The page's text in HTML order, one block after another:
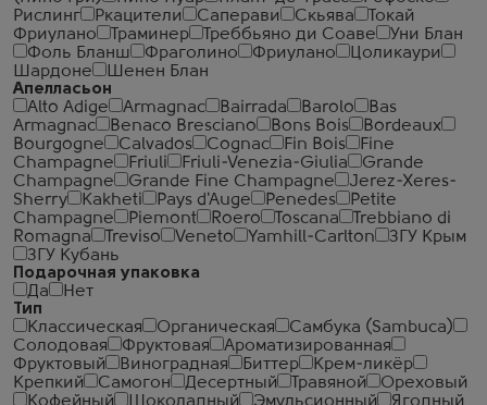
Рислинг
Ркацители Саперави Скьява
Токай
Фриулано
Траминер Треббьяно ди Соаве
Уни Блан
Фоль Бланш
Фраголино Фриулано
Цоликаури
Шардоне
Шенен Блан
Апелласьон
Alto Adige
Armagnac Bairrada Barolo
Bas
Armagnac
Benaco Bresciano Bons Bois
Bordeaux
Bourgogne
Calvados Cognac Fin Bois
Fine
Champagne
Friuli Friuli-Venezia-Giulia
Grande
Champagne
Grande Fine Champagne
Jerez-Xeres-
Sherry
Kakheti Pays d'Auge Penedes
Petite
Champagne
Piemont Roero Toscana
Trebbiano di
Romagna
Treviso Veneto Yamhill-Carlton
ЗГУ Крым
ЗГУ Кубань
Подарочная упаковка
Да
Нет
Тип
Классическая
Органическая
Самбука (Sambuca)
Солодовая
Фруктовая
Ароматизированная
Фруктовый
Виноградная Биттер
Крем-ликёр
Крепкий
Самогон Десертный Травяной
Ореховый